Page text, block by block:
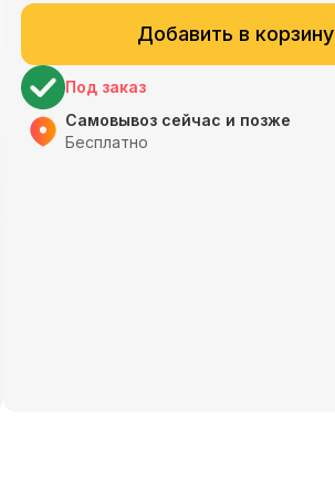
Добавить в корзину
Под заказ
Самовывоз сейчас и позже
Бесплатно